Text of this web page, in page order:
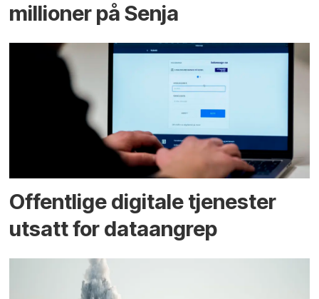
millioner på Senja
Offentlige digitale tjenester
utsatt for dataangrep